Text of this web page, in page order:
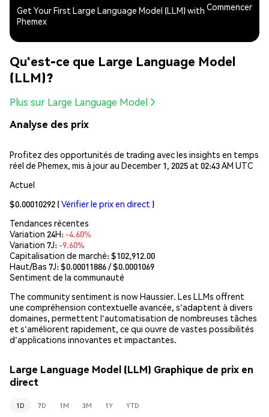
Get Your First Large Language Model (LLM) with
Phemex
Commencer
Qu'est-ce que Large Language Model
(LLM)?
Plus sur Large Language Model
Analyse des prix
Profitez des opportunités de trading avec les insights en temps
réel de Phemex, mis à jour au December 1, 2025 at 02:43 AM UTC
Actuel
$0.00010292 (Vérifier le prix en direct )
Tendances récentes
Variation 24H: -4.60%
Variation 7J: -9.60%
Capitalisation de marché:$102,912.00
Haut/Bas 7J: $0.00011886/ $0.0001069
Sentiment de la communauté
The community sentiment is now Haussier. Les LLMs offrent
une compréhension contextuelle avancée, s'adaptent à divers
domaines, permettent l'automatisation de nombreuses tâches
et s'améliorent rapidement, ce qui ouvre de vastes possibilités
d'applications innovantes et impactantes.
Large Language Model (LLM) Graphique de prix en
direct
1D 7D 1M 3M 1Y YTD